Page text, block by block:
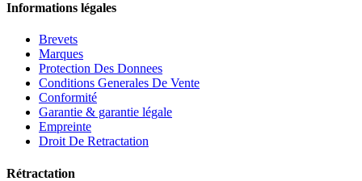
Informations légales
Brevets
Marques
Protection Des Donnees
Conditions Generales De Vente
Conformité
Garantie & garantie légale
Empreinte
Droit De Retractation
Rétractation